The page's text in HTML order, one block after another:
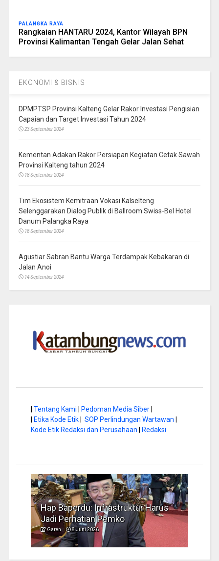
PALANGKA RAYA
Rangkaian HANTARU 2024, Kantor Wilayah BPN
Provinsi Kalimantan Tengah Gelar Jalan Sehat
EKONOMI & BISNIS
DPMPTSP Provinsi Kalteng Gelar Rakor Investasi Pengisian
Capaian dan Target Investasi Tahun 2024
23 September 2024
Kementan Adakan Rakor Persiapan Kegiatan Cetak Sawah
Provinsi Kalteng tahun 2024
18 September 2024
Tim Ekosistem Kemitraan Vokasi Kalselteng
Selenggarakan Dialog Publik di Ballroom Swiss-Bel Hotel
Danum Palangka Raya
18 September 2024
Agustiar Sabran Bantu Warga Terdampak Kebakaran di
Jalan Anoi
14 September 2024
Tentang Kami Pedoman Media Siber|
Etika Kode Etik| SOP Perlindungan Wartawan
Kode Etik Redaksi dan Perusahaan
Redaksi
Musim Kemarau, DPRD Dorong
Pengelolaan Sampah yang Aman
Garen 6 Juni 2026